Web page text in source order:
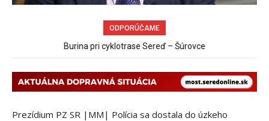
ODPORÚČAME
Burina pri cyklotrase Sereď – Šúrovce
Prezídium PZ SR |MM| Polícia sa dostala do úzkeho